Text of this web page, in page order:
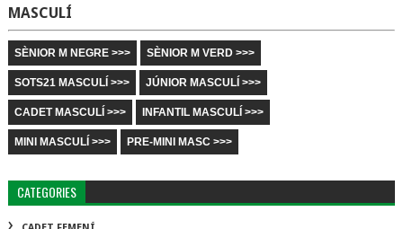
MASCULÍ
SÈNIOR M NEGRE >>> SÈNIOR M VERD >>>
SOTS21 MASCULÍ >>> JÚNIOR MASCULÍ >>>
CADET MASCULÍ >>> INFANTIL MASCULÍ >>>
MINI MASCULÍ >>> PRE-MINI MASC >>>
CATEGORIES